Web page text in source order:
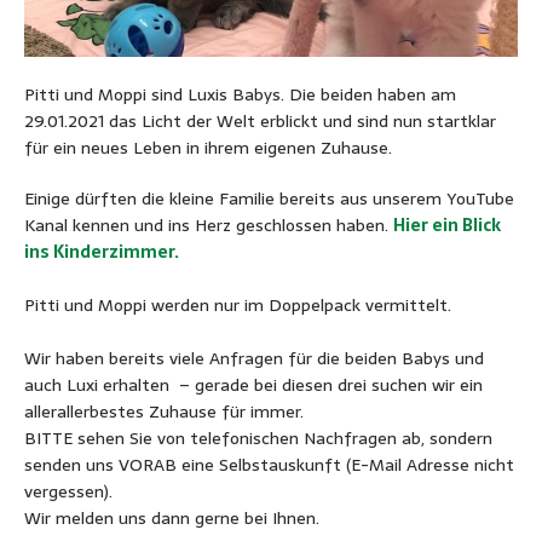
Pitti und Moppi sind Luxis Babys. Die beiden haben am
29.01.2021 das Licht der Welt erblickt und sind nun startklar
für ein neues Leben in ihrem eigenen Zuhause.
Einige dürften die kleine Familie bereits aus unserem YouTube
Kanal kennen und ins Herz geschlossen haben. Hier ein Blick
ins Kinderzimmer.
Pitti und Moppi werden nur im Doppelpack vermittelt.
Wir haben bereits viele Anfragen für die beiden Babys und
auch Luxi erhalten – gerade bei diesen drei suchen wir ein
allerallerbestes Zuhause für immer.
BITTE sehen Sie von telefonischen Nachfragen ab, sondern
senden uns VORAB eine Selbstauskunft (E-Mail Adresse nicht
vergessen).
Wir melden uns dann gerne bei Ihnen.